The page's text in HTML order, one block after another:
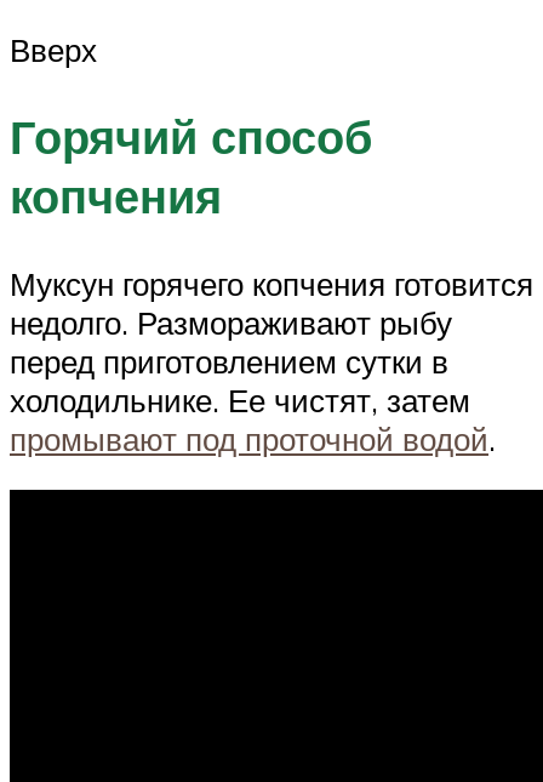
Вверх
Горячий способ
копчения
Муксун горячего копчения готовится
недолго. Размораживают рыбу
перед приготовлением сутки в
холодильнике. Ее чистят, затем
промывают под проточной водой.